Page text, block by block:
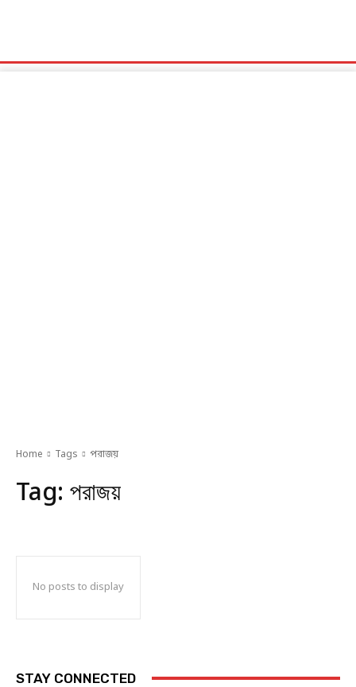
Home Tags পরাজয়
Tag: পরাজয়
No posts to display
STAY CONNECTED